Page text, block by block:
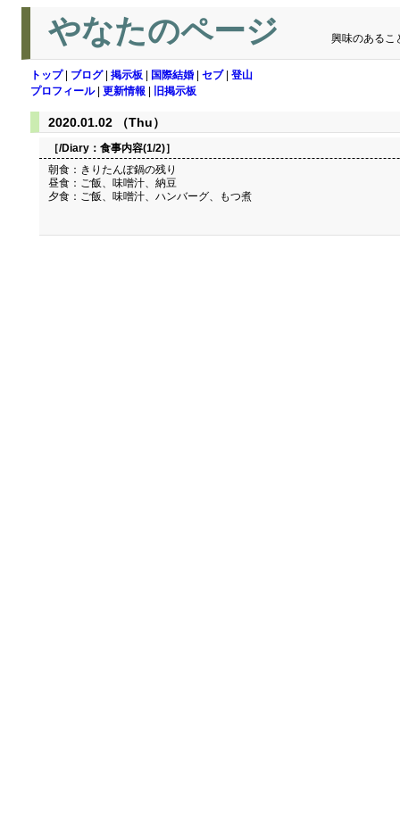
やなたのページ 興味のあるこ
トップ| ブログ| 掲示板 国際結婚 セブ| 登山
プロフィール| 更新情報 旧掲示板
2020.01.02 （Thu）
［/Diary： 食事内容(1/2)］
朝食：きりたんぽ鍋の残り
昼食：ご飯、味噌汁、納豆
夕食：ご飯、味噌汁、ハンバーグ、もつ煮